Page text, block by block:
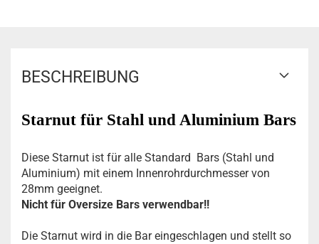
BESCHREIBUNG
Starnut für Stahl und Aluminium Bars
Diese Starnut ist für alle Standard Bars (Stahl und
Aluminium) mit einem Innenrohrdurchmesser von
28mm geeignet.
Nicht für Oversize Bars verwendbar!!
Die Starnut wird in die Bar eingeschlagen und stellt so